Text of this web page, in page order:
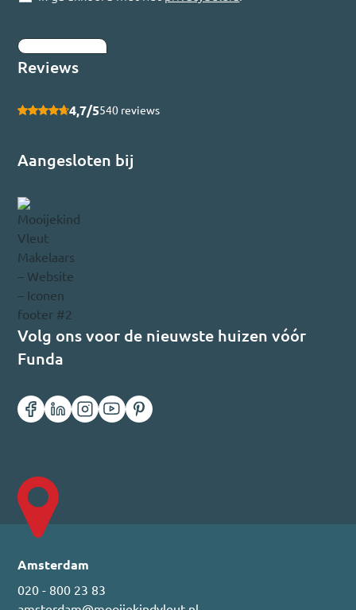
Reviews
4,7/5540 reviews
Aangesloten bij
Volg ons voor de nieuwste huizen vóór
Funda
Amsterdam
020 - 800 23 83